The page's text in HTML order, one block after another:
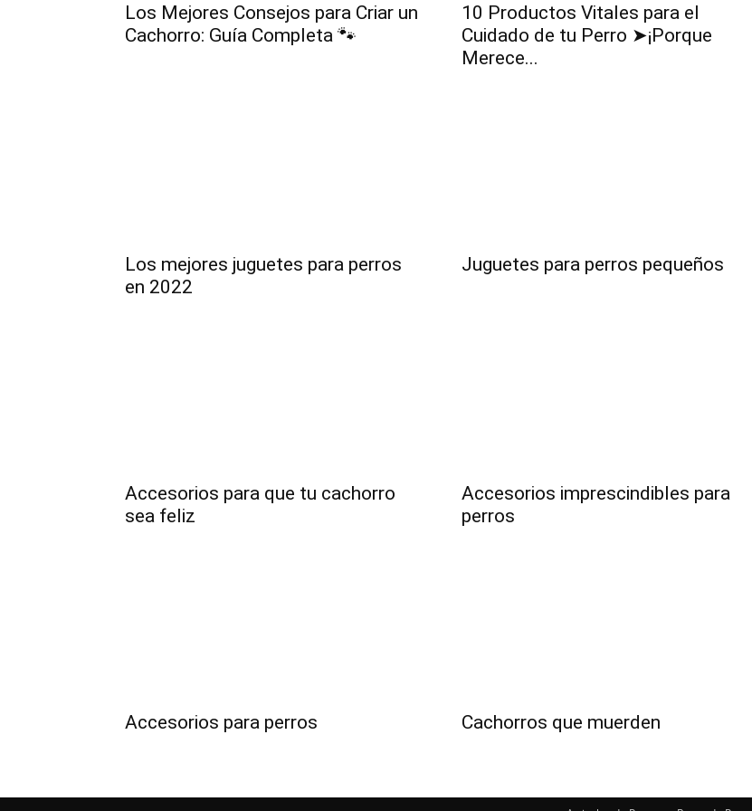
Los Mejores Consejos para Criar un
Cachorro: Guía Completa 🐾
10 Productos Vitales para el
Cuidado de tu Perro ➤¡Porque
Merece...
Los mejores juguetes para perros
en 2022
Juguetes para perros pequeños
Accesorios para que tu cachorro
sea feliz
Accesorios imprescindibles para
perros
Accesorios para perros Cachorros que muerden